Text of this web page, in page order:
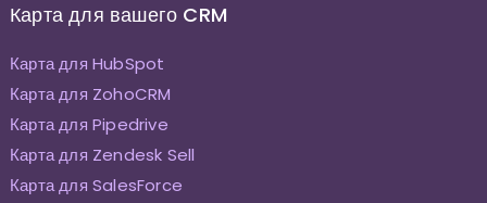
Карта для вашего CRM
Карта для HubSpot
Карта для ZohoCRM
Карта для Pipedrive
Карта для Zendesk Sell
Карта для SalesForce